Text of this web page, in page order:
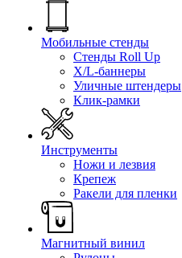
Мобильные стенды
Стенды Roll Up
X/L-баннеры
Уличные штендеры
Клик-рамки
Инструменты
Ножи и лезвия
Крепеж
Ракели для пленки
Магнитный винил